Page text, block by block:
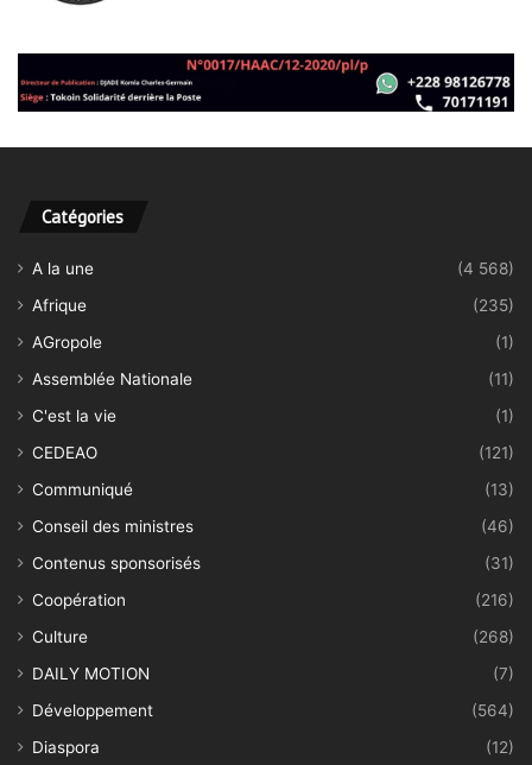
Catégories
A la une
(4 568)
Afrique
(235)
AGropole
(1)
Assemblée Nationale
(11)
C'est la vie
(1)
CEDEAO
(121)
Communiqué
(13)
Conseil des ministres
(46)
Contenus sponsorisés
(31)
Coopération
(216)
Culture
(268)
DAILY MOTION
(7)
Développement
(564)
Diaspora
(12)